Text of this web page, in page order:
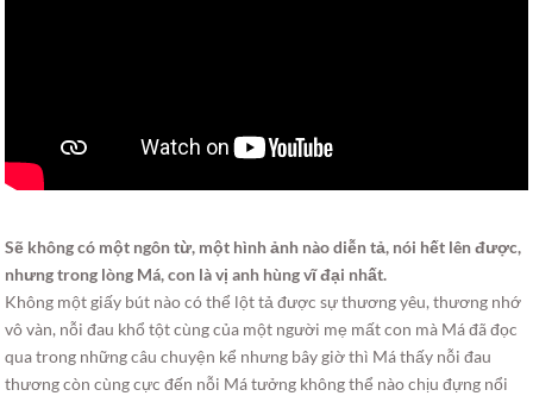
Sẽ không có một ngôn từ, một hình ảnh nào diễn tả, nói hết lên được,
nhưng trong lòng Má, con là vị anh hùng vĩ đại nhất.
Không một giấy bút nào có thể lột tả được sự thương yêu, thương nhớ
vô vàn, nỗi đau khổ tột cùng của một người mẹ mất con mà Má đã đọc
qua trong những câu chuyện kể nhưng bây giờ thì Má thấy nỗi đau
thương còn cùng cực đến nỗi Má tưởng không thể nào chịu đựng nổi